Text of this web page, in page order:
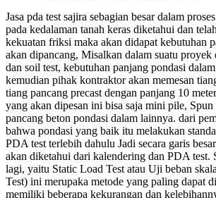
Jasa pda test sajira sebagian besar dalam
pada kedalaman tanah keras diketahui dan
kekuatan friksi maka akan didapat kebutuhan
akan dipancang, Misalkan dalam suatu proyek
dan soil test, kebutuhan panjang pondasi
kemudian pihak kontraktor akan memesan
tiang pancang precast dengan panjang 10
yang akan dipesan ini bisa saja mini pile,
pancang beton pondasi dalam lainnya. dari
bahwa pondasi yang baik itu melakukan
PDA test terlebih dahulu Jadi secara garis
akan diketahui dari kalendering dan PDA test.
lagi, yaitu Static Load Test atau Uji beban
Test) ini merupaka metode yang paling dapat
memiliki beberapa kekurangan dan